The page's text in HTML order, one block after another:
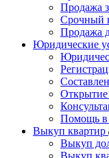
Продажа
Срочный
Продажа
Юридические
Открытие
Помощь в
Выкуп квартир
Выкуп
Выкуп